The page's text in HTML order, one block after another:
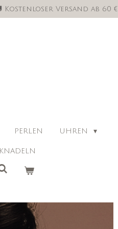
Kostenloser Versand ab 60 €
PERLEN UHREN